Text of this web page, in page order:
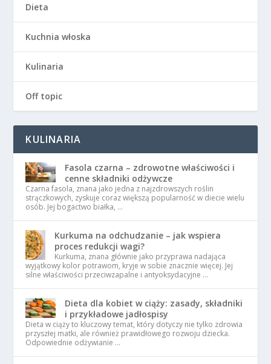
Dieta
Kuchnia włoska
Kulinaria
Off topic
KULINARIA
Fasola czarna – zdrowotne właściwości i
cenne składniki odżywcze
Czarna fasola, znana jako jedna z najzdrowszych roślin
strączkowych, zyskuje coraz większą popularność w diecie wielu
osób. Jej bogactwo białka, …
Kurkuma na odchudzanie – jak wspiera
proces redukcji wagi?
Kurkuma, znana głównie jako przyprawa nadająca
wyjątkowy kolor potrawom, kryje w sobie znacznie więcej. Jej
silne właściwości przeciwzapalne i antyoksydacyjne …
Dieta dla kobiet w ciąży: zasady, składniki
i przykładowe jadłospisy
Dieta w ciąży to kluczowy temat, który dotyczy nie tylko zdrowia
przyszłej matki, ale również prawidłowego rozwoju dziecka.
Odpowiednie odżywianie …